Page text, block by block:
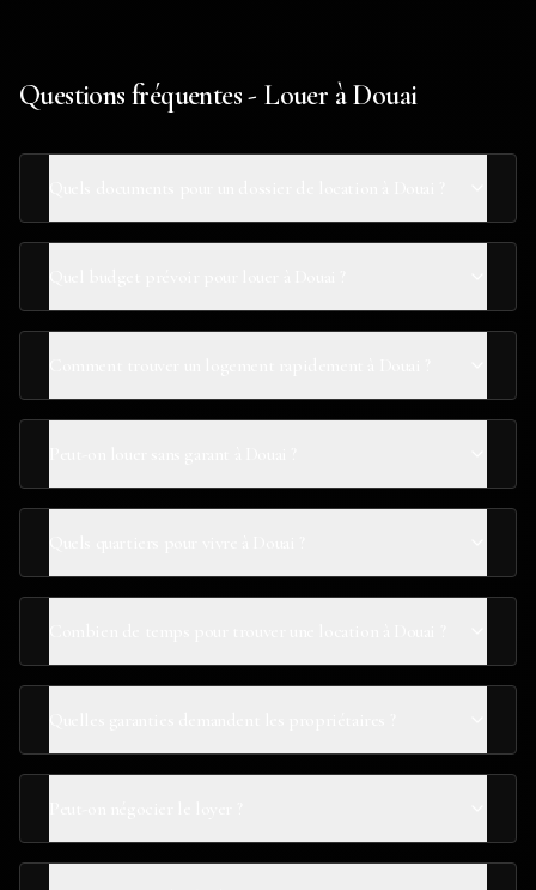
Questions fréquentes - Louer à Douai